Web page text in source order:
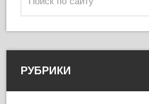
РУБРИКИ